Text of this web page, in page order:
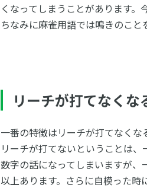
くなってしまうことがあります。
ちなみに麻雀用語では鳴きのこと
リーチが打てなくな
一番の特徴はリーチが打てなくな
リーチが打てないということは
数字の話になってしまいますが
以上あります。さらに自模った